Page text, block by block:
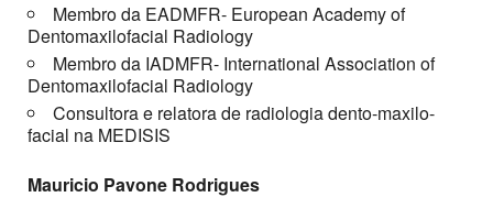
Membro da EADMFR- European Academy of
Dentomaxilofacial Radiology
Membro da IADMFR- International Association of
Dentomaxilofacial Radiology
Consultora e relatora de radiologia dento-maxilo-
facial na MEDISIS
Mauricio Pavone Rodrigues